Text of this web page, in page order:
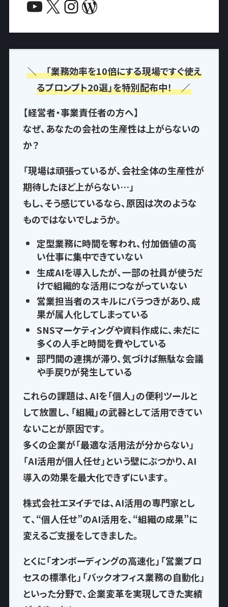
YouTube X InstagramWordPress
＼ 「業務効率を10倍にする現場ですぐ使え
るプロンプト20選」を特別配布中！ ／
【経営者・事業責任者の方へ】
なぜ、あなたの会社の生産性は上がらないの
か？
「現場は頑張っているが、会社全体の生産性が
期待したほど上がらない…」
もし、そう感じているなら、原因は次のような
ものではないでしょうか。
定型業務に時間を奪われ、付加価値の高
い仕事に集中できていない
生成AIを導入したが、一部の社員が使うだ
けで組織的な活用につながっていない
営業担当者のスキルにバラつきがあり、成
果が属人化してしまっている
SNSマーケティングや資料作成に、未だに
多くの人手と時間を費やしている
部門間の連携が滞り、気づけば無駄な会議
や手戻りが発生している
これらの課題は、AIを「個人」の便利ツールと
して放置し、 「組織」の武器として活用できてい
ないことが原因です。
多くの企業が「最適な活用法が分からない」
「AI活用が個人任せ」という壁にぶつかり、AI
導入の効果を最大化できずにいます。
株式会社エヌイチでは、AI活用の専門家とし
て、“個人任せ”のAI活用を、“組織の成果”に
変えるご支援をしてきました。
とくに「オンボーディングの高速化」「営業プロ
セスの標準化」「バックオフィス業務の自動化」
といった分野で、企業変革を実現してきた実績